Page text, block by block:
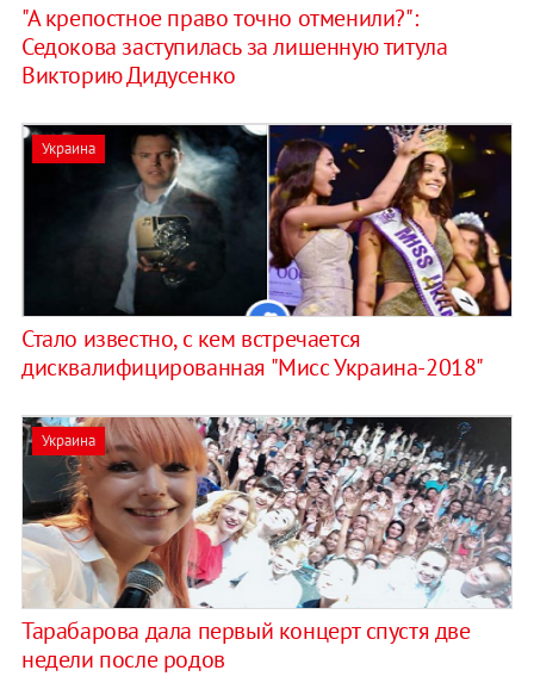
"А крепостное право точно отменили?":
Седoкова заступилась за лишенную титула
Викторию Дидусенко
Украина
Стало известно, с кем встречается
дисквалифицированная "Мисс Украина-2018"
Украина
Тарабарова дала первый концерт спустя две
недели после родов